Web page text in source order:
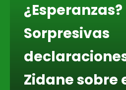
¿Esperanzas?
Sorpresivas
Zidane sobre